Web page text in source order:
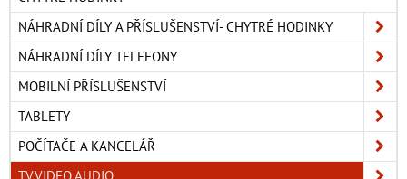
NÁHRADNÍ DÍLY A PŘÍSLUŠENSTVÍ- CHYTRÉ HODINKY
NÁHRADNÍ DÍLY TELEFONY
MOBILNÍ PŘÍSLUŠENSTVÍ
TABLETY
POČÍTAČE A KANCELÁŘ
TV,VIDEO,AUDIO